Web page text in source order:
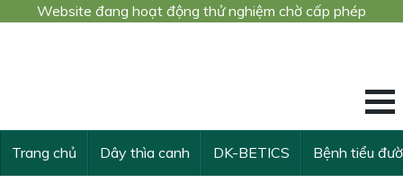
Website đang hoạt động thử nghiệm chờ cấp phép
KẾ THỪA VÀ
Trang chủ Dây thìa canh DK-BETICS Bệnh tiểu